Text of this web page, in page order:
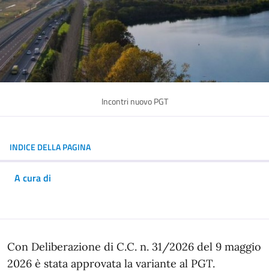
Incontri nuovo PGT
INDICE DELLA PAGINA
A cura di
In dettaglio
Con Deliberazione di C.C. n. 31/2026 del 9 maggio
2026 è stata approvata la variante al PGT.